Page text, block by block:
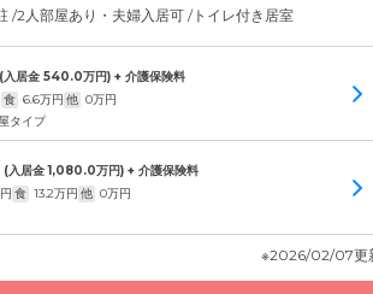
/2人部屋あり・夫婦入居可 /トイレ付き居室
(入居金 540.0万円) + 介護保険料
食 6.6万円 他 0万円
タイプ
(入居金1,080.0万円) + 介護保険料
食 13.2万円 他 0万円
※2026/02/07更